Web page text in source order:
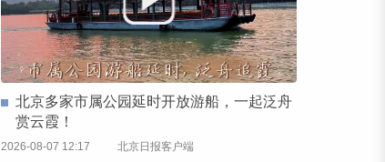
北京多家市属公园延时开放游船，一起泛舟
赏云霞！
2026-08-07 12:17 北京日报客户端